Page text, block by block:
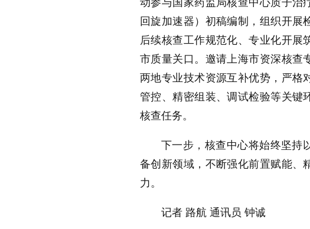
动参与国家药监局核查中心质子治
回旋加速器）初稿编制，组织开展
后续核查工作规范化、专业化开展
市质量关口。邀请上海市资深核查
两地专业技术资源互补优势，严格
管控、精密组装、调试检验等关键
核查任务。
下一步，核查中心将始终坚持
备创新领域，不断强化前置赋能、
力。
记者 路航 通讯员 钟诚